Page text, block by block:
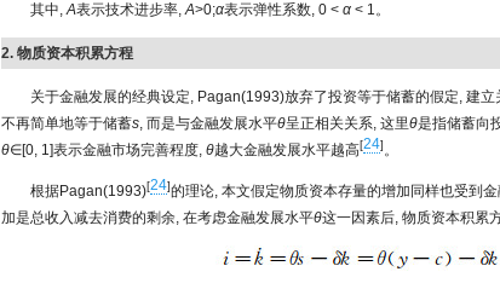
其中,A表示技术进步率,A>0;α表示弹性系数, 0 < α < 1。
2. 物质资本积累方程
关于金融发展的经典设定, Pagan(1993)放弃了投资等于储蓄的假定, 建立
不再简单地等于储蓄s, 而是与金融发展水平θ呈正相关关系, 这里θ是指储蓄向
θ∈[0, 1]表示金融市场完善程度, θ越大金融发展水平越高[24]。
根据Pagan(1993)[24]的理论, 本文假定物质资本存量的增加同样也受到
加是总收入减去消费的剩余, 在考虑金融发展水平θ这一因素后, 物质资本积累